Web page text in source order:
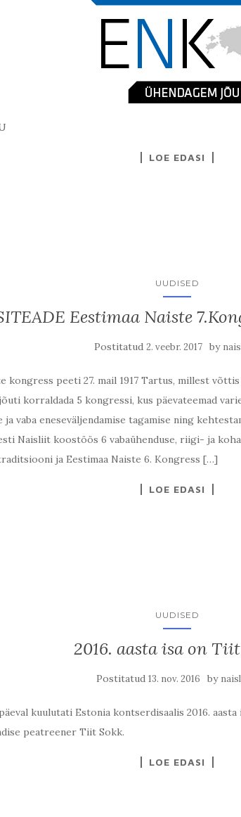
LOE EDASI
UUDISED
Eestimaa Naiste
Postitatud 2. veebr. 2017 by
kongress peeti 27. mail 1917 Tartus, millest
korraldada 5 kongressi, kus päevateemad
vaba eneseväljendamise tagamise ning
Naisliit koostöös 6 vabaühenduse, riigi- ja
ja Eestimaa Naiste 6. Kongress […]
LOE EDASI
UUDISED
2016. aasta isa on
Postitatud 13. nov. 2016 by
kuulutati Estonia kontserdisaalis 2016.
peatreener Tiit Sokk.
LOE EDASI